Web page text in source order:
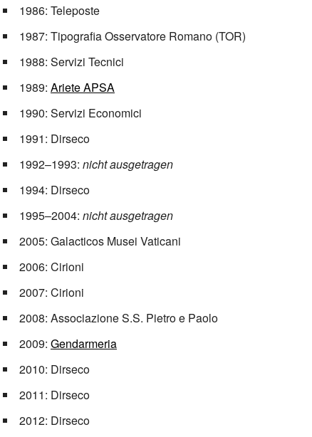
1986: Teleposte
1987: Tipografia Osservatore Romano (TOR)
1988: Servizi Tecnici
1989: Ariete APSA
1990: Servizi Economici
1991: Dirseco
1992–1993: nicht ausgetragen
1994: Dirseco
1995–2004: nicht ausgetragen
2005: Galacticos Musei Vaticani
2006: Cirioni
2007: Cirioni
2008: Associazione S.S. Pietro e Paolo
2009: Gendarmeria
2010: Dirseco
2011: Dirseco
2012: Dirseco